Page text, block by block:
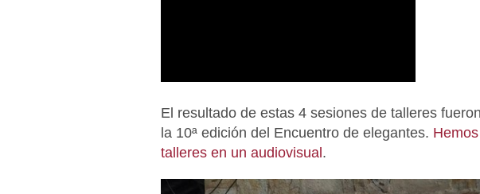
El resultado de estas 4 sesiones de talleres
la 10ª edición del Encuentro de elegantes.
talleres en un audiovisual .